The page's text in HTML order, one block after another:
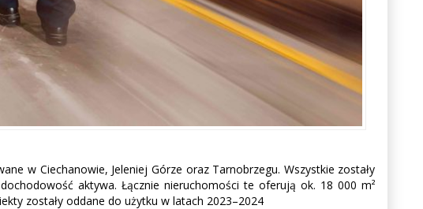
w Ciechanowie, Jeleniej Górze oraz Tarnobrzegu. Wszystkie zostały
aktywa. Łącznie nieruchomości te oferują ok. 18 000 m²
zostały oddane do użytku w latach 2023–2024